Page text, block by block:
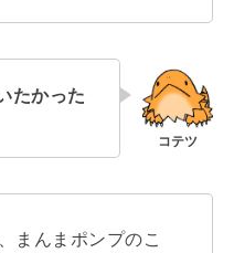
たかった
まんまポンプのこ